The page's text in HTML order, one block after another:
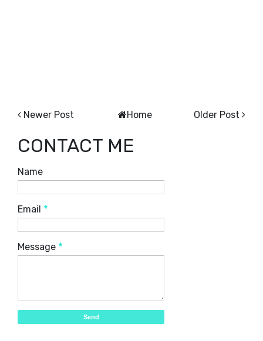
Newer Post Older Post
Home
CONTACT ME
Name
Email *
Message *